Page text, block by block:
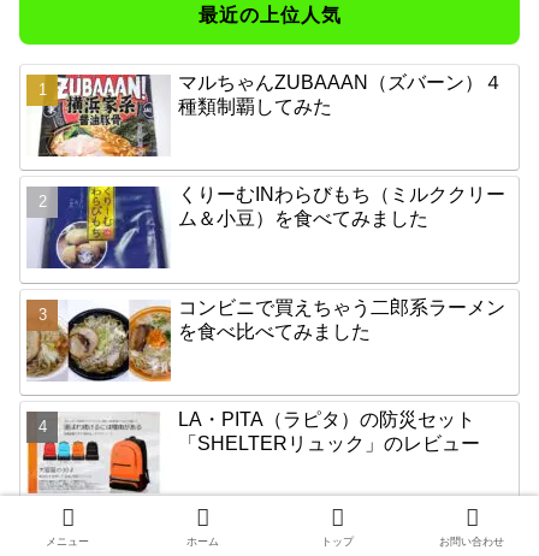
最近の上位人気
マルちゃんZUBAAAN（ズバーン）４
種類制覇してみた
くりーむINわらびもち（ミルククリー
ム＆小豆）を食べてみました
コンビニで買えちゃう二郎系ラーメン
を食べ比べてみました
LA・PITA（ラピタ）の防災セット
「SHELTERリュック」のレビュー
男の料理は肉を焼くだけ、味付けはご
メニュー ホーム トップ お問い合わせ